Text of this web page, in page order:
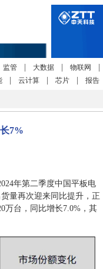
监管 大数据 物联网
云计算 芯片 报告
7%
年第二季度中国平板电
量再次迎来同比提升，正
万台，同比增长7.0%，其